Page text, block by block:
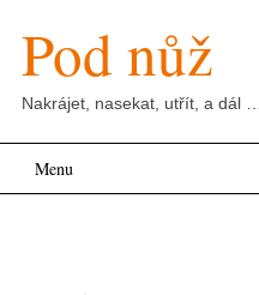
Pod nůž
Nakrájet, nasekat, utřít, a dál ….
Main menu
Menu